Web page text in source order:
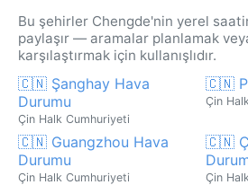
Bu şehirler Chengde'nin yerel
paylaşır — aramalar planlamak
karşılaştırmak için kullanışlıdır.
🇨🇳 Şanghay Hava
Durumu
Çin Halk Cumhuriyeti
🇨🇳
Çin
🇨🇳 Guangzhou Hava
Durumu
Çin Halk Cumhuriyeti
🇨🇳
Çin